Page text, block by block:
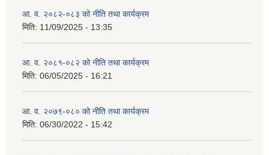
आ. व. २०८२-०८३ को नीति तथा कार्यक्रम
मिति: 11/09/2025 - 13:35
आ. व. २०८१-०८२ को नीति तथा कार्यक्रम
मिति: 06/05/2025 - 16:21
आ. व. २०७९-०८० को नीति तथा कार्यक्रम
मिति: 06/30/2022 - 15:42